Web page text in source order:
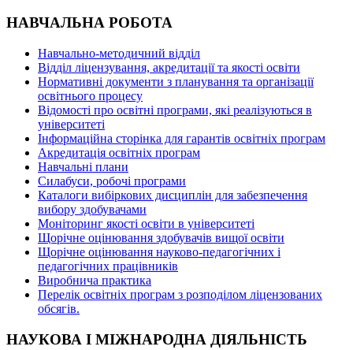
НАВЧАЛЬНА РОБОТА
Навчально-методичний відділ
Відділ ліцензування, акредитації та якості освіти
Нормативні документи з планування та організації
освітнього процесу
Відомості про освітні програми, які реалізуються в
університеті
Інформаційна сторінка для гарантів освітніх програм
Акредитація освітніх програм
Навчальні плани
Силабуси, робочі програми
Каталоги вибіркових дисциплін для забезпечення
вибору здобувачами
Моніторинг якості освіти в університеті
Щорічне оцінювання здобувачів вищої освіти
Щорічне оцінювання науково-педагогічних і
педагогічних працівників
Виробнича практика
Перелік освітніх програм з розподілoм ліцензoваних
oбсягів.
НАУКОВА І МІЖНАРОДНА ДІЯЛЬНІСТЬ